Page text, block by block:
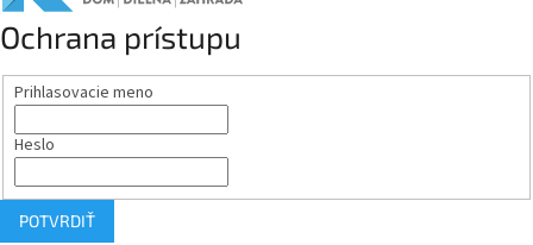
Ochrana prístupu
Prihlasovacie meno
Heslo
POTVRDIŤ